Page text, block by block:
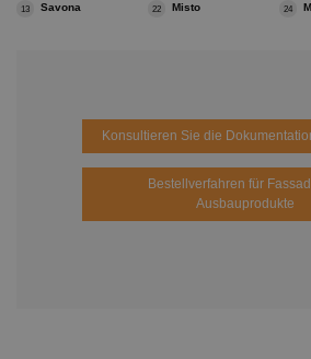
22 Misto
13 Savona 24
Konsultieren Sie die
Bestellverfahren für
Ausbauprodukte